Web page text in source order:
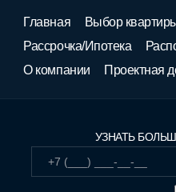
Главная Выбор
Рассрочка/Ипотека
О компании
Проектная
УЗНАТЬ